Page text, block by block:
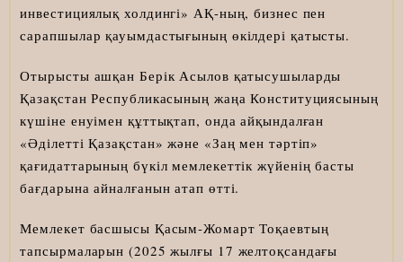
инвестициялық холдингі» АҚ-ның, бизнес пен
сарапшылар қауымдастығының өкілдері қатысты.
Отырысты ашқан Берік Асылов қатысушыларды
Қазақстан Республикасының жаңа Конституциясының
күшіне енуімен құттықтап, онда айқындалған
«Әділетті Қазақстан» және «Заң мен тәртіп»
қағидаттарының бүкіл мемлекеттік жүйенің басты
бағдарына айналғанын атап өтті.
Мемлекет басшысы Қасым-Жомарт Тоқаевтың
тапсырмаларын (2025 жылғы 17 желтоқсандағы